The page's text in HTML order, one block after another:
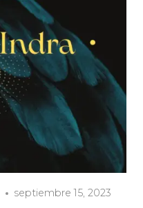
septiembre 15, 2023